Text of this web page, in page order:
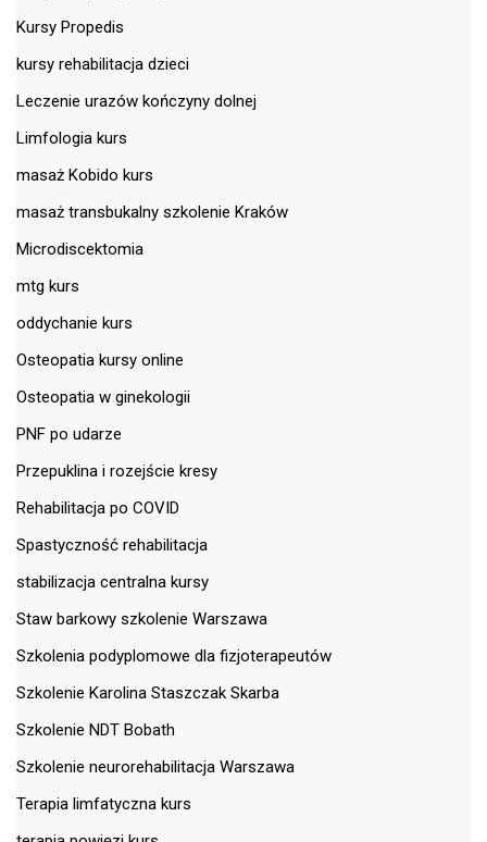
Kursy Propedis
kursy rehabilitacja dzieci
Leczenie urazów kończyny dolnej
Limfologia kurs
masaż Kobido kurs
masaż transbukalny szkolenie Kraków
Microdiscektomia
mtg kurs
oddychanie kurs
Osteopatia kursy online
Osteopatia w ginekologii
PNF po udarze
Przepuklina i rozejście kresy
Rehabilitacja po COVID
Spastyczność rehabilitacja
stabilizacja centralna kursy
Staw barkowy szkolenie Warszawa
Szkolenia podyplomowe dla fizjoterapeutów
Szkolenie Karolina Staszczak Skarba
Szkolenie NDT Bobath
Szkolenie neurorehabilitacja Warszawa
Terapia limfatyczna kurs